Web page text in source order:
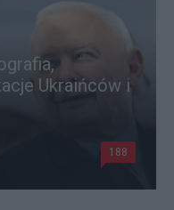
Ukraińców i
188